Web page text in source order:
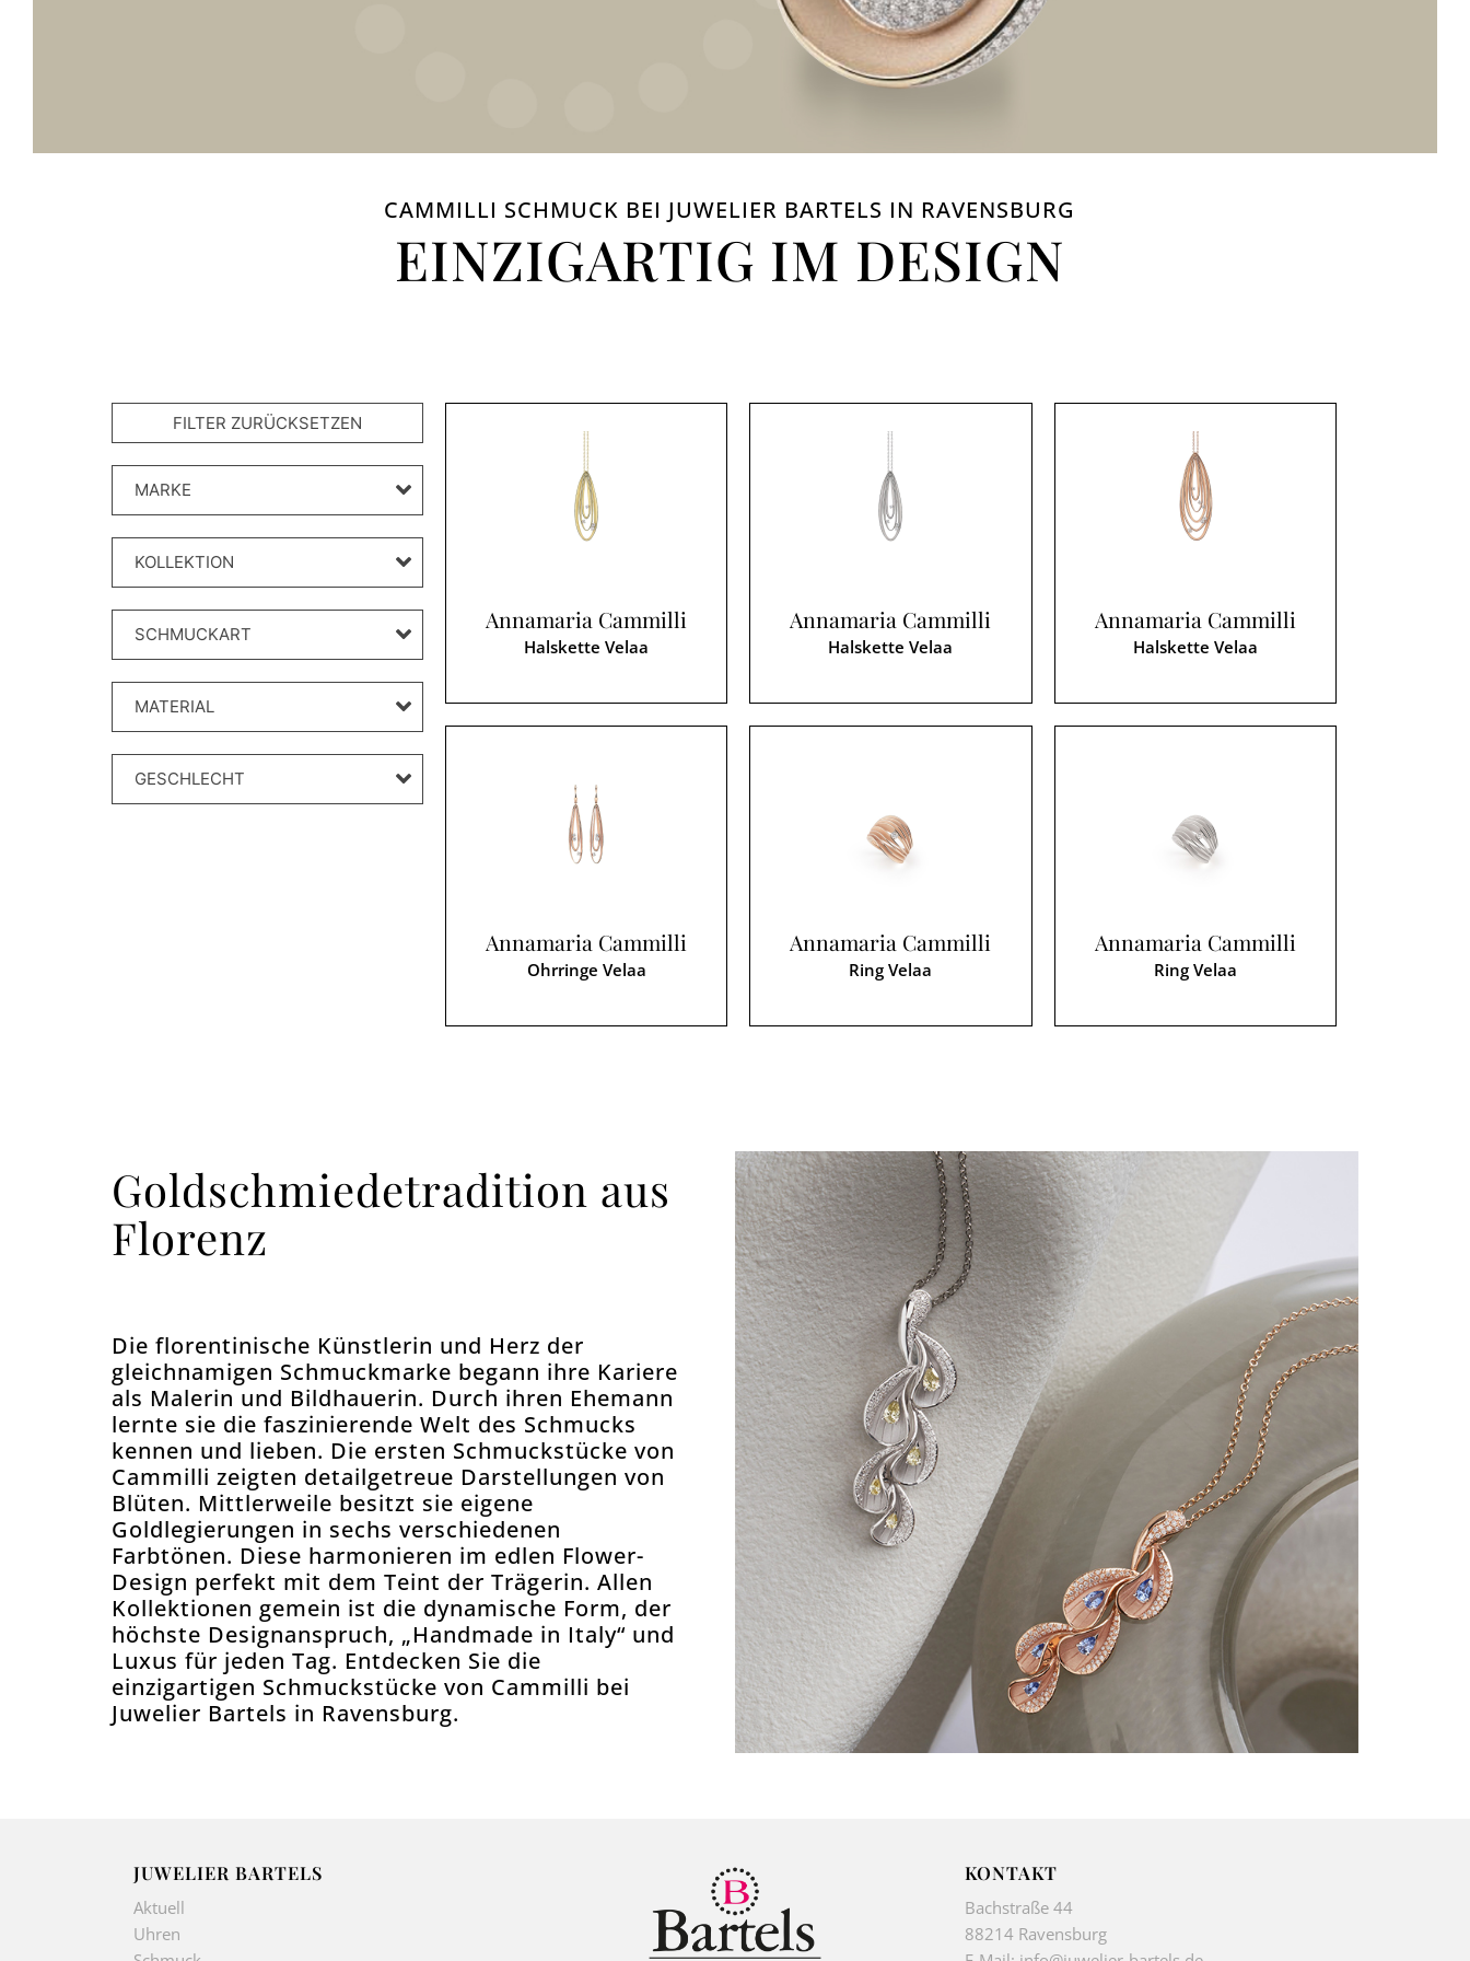
CAMMILLI SCHMUCK BEI JUWELIER BARTELS IN RAVENSBURG
EINZIGARTIG IM DESIGN
MARKE
KOLLEKTION
SCHMUCKART
MATERIAL
GESCHLECHT
Annamaria Cammilli
Halskette Velaa
Annamaria Cammilli
Halskette Velaa
Annamaria Cammilli
Halskette Velaa
Annamaria Cammilli
Ohrringe Velaa
Annamaria Cammilli
Ring Velaa
Annamaria Cammilli
Ring Velaa
Goldschmiedetradition aus
Florenz
Die florentinische Künstlerin und Herz der
gleichnamigen Schmuckmarke begann ihre Kariere
als Malerin und Bildhauerin. Durch ihren Ehemann
lernte sie die faszinierende Welt des Schmucks
kennen und lieben. Die ersten Schmuckstücke von
Cammilli zeigten detailgetreue Darstellungen von
Blüten. Mittlerweile besitzt sie eigene
Goldlegierungen in sechs verschiedenen
Farbtönen. Diese harmonieren im edlen Flower-
Design perfekt mit dem Teint der Trägerin. Allen
Kollektionen gemein ist die dynamische Form, der
höchste Designanspruch, „Handmade in Italy“ und
Luxus für jeden Tag. Entdecken Sie die
einzigartigen Schmuckstücke von Cammilli bei
Juwelier Bartels in Ravensburg.
JUWELIER BARTELS
Aktuell
Uhren
KONTAKT
Bachstraße 44
88214 Ravensburg